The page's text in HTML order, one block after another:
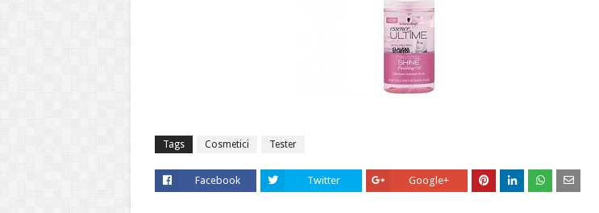
Tags Cosmetici Tester
Facebook Twitter Google+